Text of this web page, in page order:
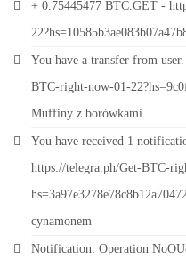
+ 0.75445477 BTC.GET -
You have a transfer from
BTC-right-now-01-
Muffiny z borówkami
You have received 1
https://telegra.ph/Get-BTC-
cynamonem
Notification: Operation